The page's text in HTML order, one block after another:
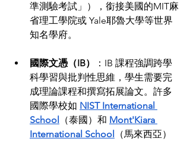
準測驗考試」）， 銜接美國的MIT麻
省理工學院或 Yale耶魯大學等世界
知名學府。
國際文憑（IB）
：IB 課程強調跨學
科學習與批判性思維，學生需要完
成理論課程和撰寫拓展論文。許多
國際學校如 NIST International
School （泰國）和 Mont'Kiara
International School （馬來西亞）